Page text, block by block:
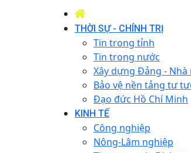
THỜI SỰ - CHÍNH TRỊ
Tin trong tỉnh
Tin trong nước
Xây dựng Đảng - Nhà
Bảo vệ nền tảng tư
Đạo đức Hồ Chí Minh
KINH TẾ
Công nghiệp
Nông-Lâm nghiệp